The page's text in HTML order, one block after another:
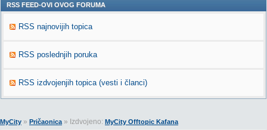
RSS FEED-OVI OVOG FORUMA
RSS najnovijih topica
RSS poslednjih poruka
RSS izdvojenjih topica (vesti i članci)
MyCity » Pričaonica» Izdvojeno: MyCity Offtopic Kafana